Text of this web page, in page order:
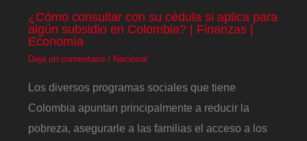
¿Cómo consultar con su cédula si aplica para
algún subsidio en Colombia? | Finanzas |
Economía
Deja un comentario / Nacional
Los diversos programas sociales que tiene
Colombia apuntan principalmente a reducir la
pobreza, asegurarle a las familias el acceso a los